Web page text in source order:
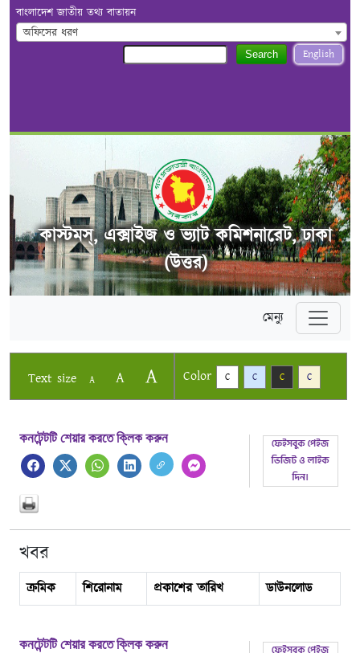
বাংলাদেশ জাতীয় তথ্য বাতায়ন
অফিসের ধরণ
English
Search
কাস্টমস্, এক্সাইজ ও ভ্যাট কমিশনারেট, ঢাকা
(উত্তর)
মেন্যু
Text size A A A Color C C C C
কনটেন্টটি শেয়ার করতে ক্লিক করুন
খবর
ক্রমিক শিরোনাম প্রকাশের তারিখ ডাউনলোড
কনটেন্টটি শেয়ার করতে ক্লিক করুন